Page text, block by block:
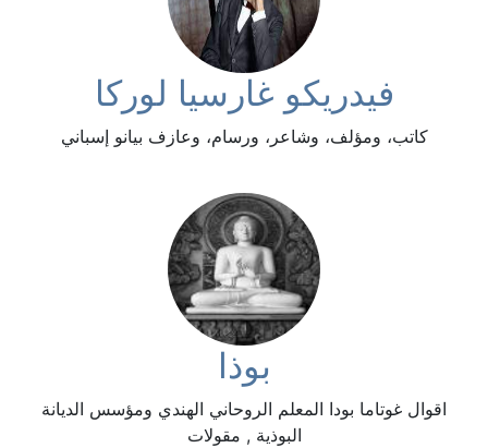
فيدريكو غارسيا لوركا
كاتب، ومؤلف، وشاعر، ورسام، وعازف بيانو إسباني
بوذا
اقوال غوتاما بودا المعلم الروحاني الهندي ومؤسس الديانة
البوذية , مقولات